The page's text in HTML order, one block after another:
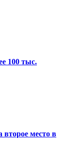
100 тыс.
второе место в